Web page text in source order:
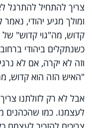
צריך להתחיל להתרגל
ומולך מגיע יהודי,
קדוש, מה"גוי קדוש"
כשנתקלים ביהודי
וזה לא יקרה, אם לא
"האיש הזה הוא קדוש,
אבל לא רק לזולתנו
לעצמנו. כמו שהכהנים